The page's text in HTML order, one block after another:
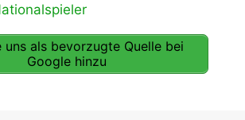
uns als bevorzugte Quelle bei
Google hinzu